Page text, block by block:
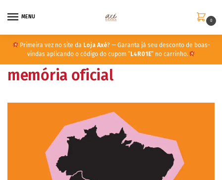
MENU
0
Primeira vez no site da Loja Axé? — Garanta já seu desconto de boas-
vindas aplicando o código do cupom “ L4R01E” no carrinho.
memória oficial